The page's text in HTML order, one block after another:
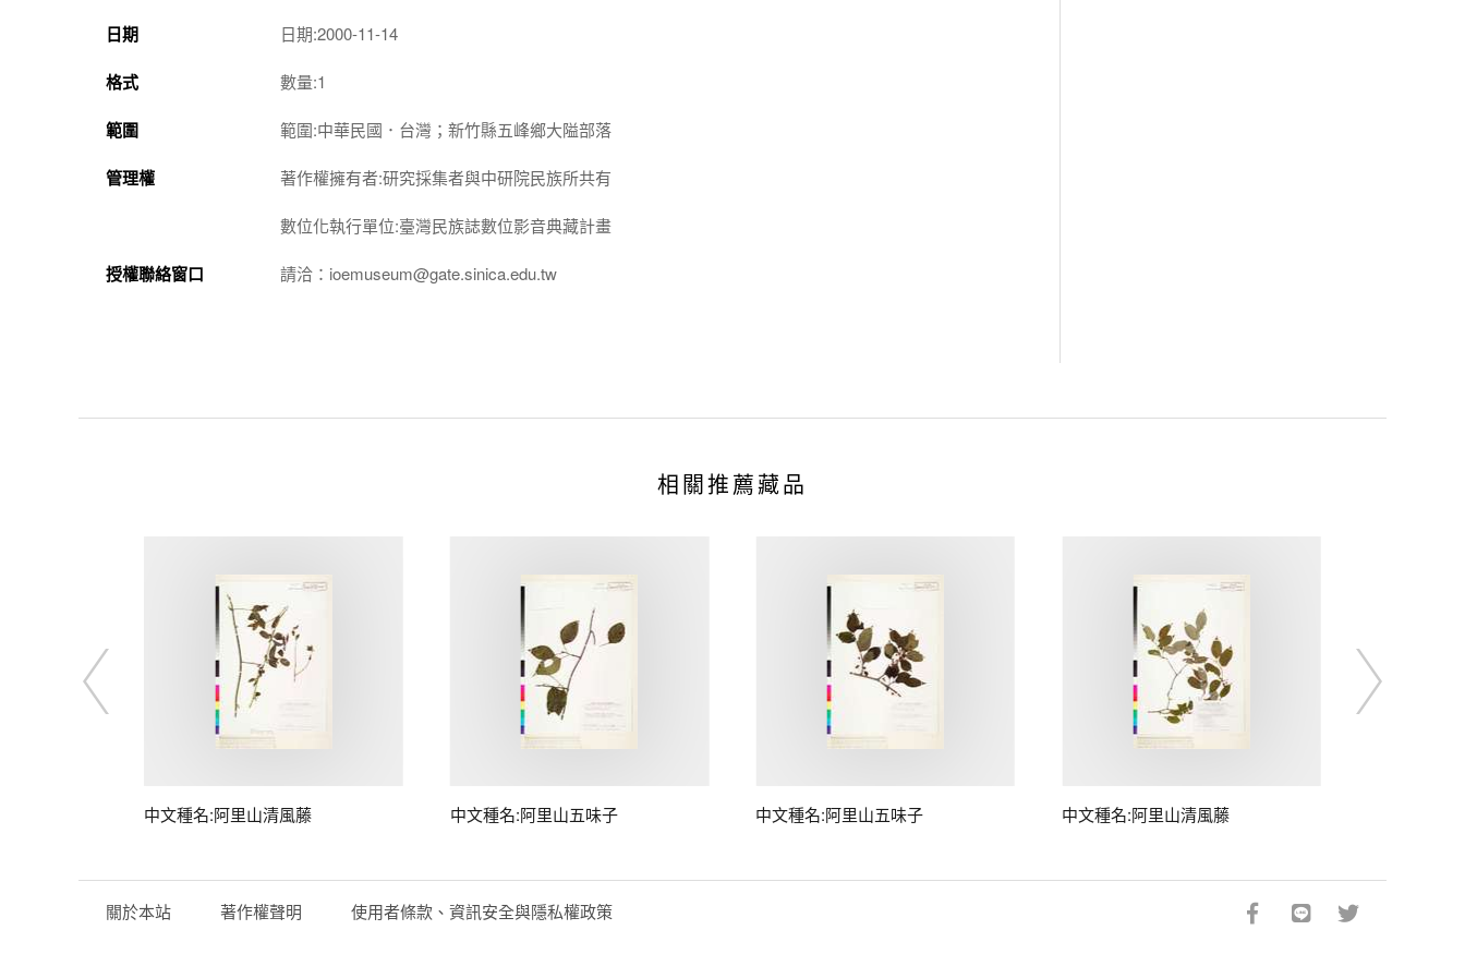
日期 日期:2000-11-14
格式 數量:1
範圍 範圍:中華民國．台灣；新竹縣五峰鄉大隘部落
管理權 著作權擁有者:研究採集者與中研院民族所共有
數位化執行單位:臺灣民族誌數位影音典藏計畫
授權聯絡窗口 請洽：ioemuseum@gate.sinica.edu.tw
相關推薦藏品
中文種名:阿里山清風藤 中文種名:阿里山五味子 中文種名:阿里山五味子 中文種名:阿里山清風藤
關於本站 著作權聲明 使用者條款、資訊安全與隱私權政策